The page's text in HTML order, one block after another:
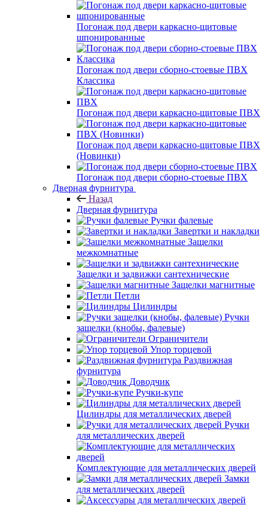
Погонаж под двери каркасно-щитовые
шпонированные
Погонаж под двери сборно-стоевые ПВХ
Классика
Погонаж под двери каркасно-щитовые ПВХ
Погонаж под двери каркасно-щитовые ПВХ
(Новинки)
Погонаж под двери сборно-стоевые ПВХ
Дверная фурнитура
Назад
Дверная фурнитура
Ручки фалевые
Завертки и накладки
Защелки
межкомнатные
Защелки и задвижки сантехнические
Защелки магнитные
Петли
Цилиндры
Ручки
защелки (кнобы, фалевые)
Ограничители
Упор торцевой
Раздвижная
фурнитура
Доводчик
Ручки-купе
Цилиндры для металлических дверей
Ручки
для металлических дверей
Комплектующие для металлических дверей
Замки
для металлических дверей